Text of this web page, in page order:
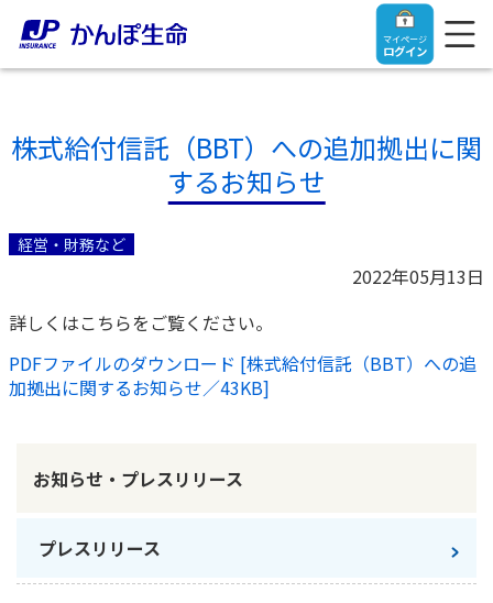
マイページ
ログイン
ご契約者さま
ご契約者さま
マイページログイン
入院保険金・手術保険金のご請求
保険をご検討中のお客さま
保険をご検討中のお客さま
終身保険
法人のお客さま
ちら
法人のお客さま向け商品一覧
目的から探す
株式給付信託（BBT）への追加拠出に関
するお知らせ
経営・財務など
2022年05月13日
詳しくはこちらをご覧ください。
PDFファイルのダウンロード [株式給付信託（BBT）への追
加拠出に関するお知らせ／43KB]
お知らせ・プレスリリース
プレスリリース